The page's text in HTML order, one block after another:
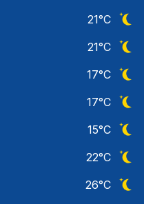
21°C
21°C
17°C
17°C
15°C
22°C
26°C